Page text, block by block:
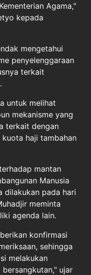
Agama,"
kepada
mengetahui
penyelenggaraan
terkait
untuk melihat
mekanisme yang
terkait dengan
haji tambahan
mantan
Manusia
dilakukan pada hari
meminta
agenda lain.
konfirmasi
sehingga
melakukan
ujar